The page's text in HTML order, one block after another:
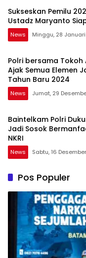
Sukseskan Pemilu
Ustadz Maryanto
News Minggu, 28
Polri bersama
Ajak Semua Elemen
Tahun Baru 2024
News Jumat, 29
Baintelkam Polri
Jadi Sosok
NKRI
News Sabtu, 16
Pos Populer